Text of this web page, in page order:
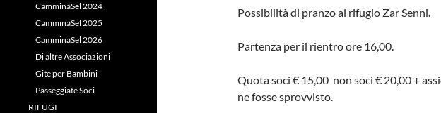
Possibilità di pranzo al rifugio Zar Senni.
Partenza per il rientro ore 16,00.
Quota soci € 15,00 non soci € 20,00 +
ne fosse sprovvisto.
CamminaSel 2024
CamminaSel 2025
CamminaSel 2026
Di altre Associazioni
Gite per Bambini
Passeggiate Soci
RIFUGI